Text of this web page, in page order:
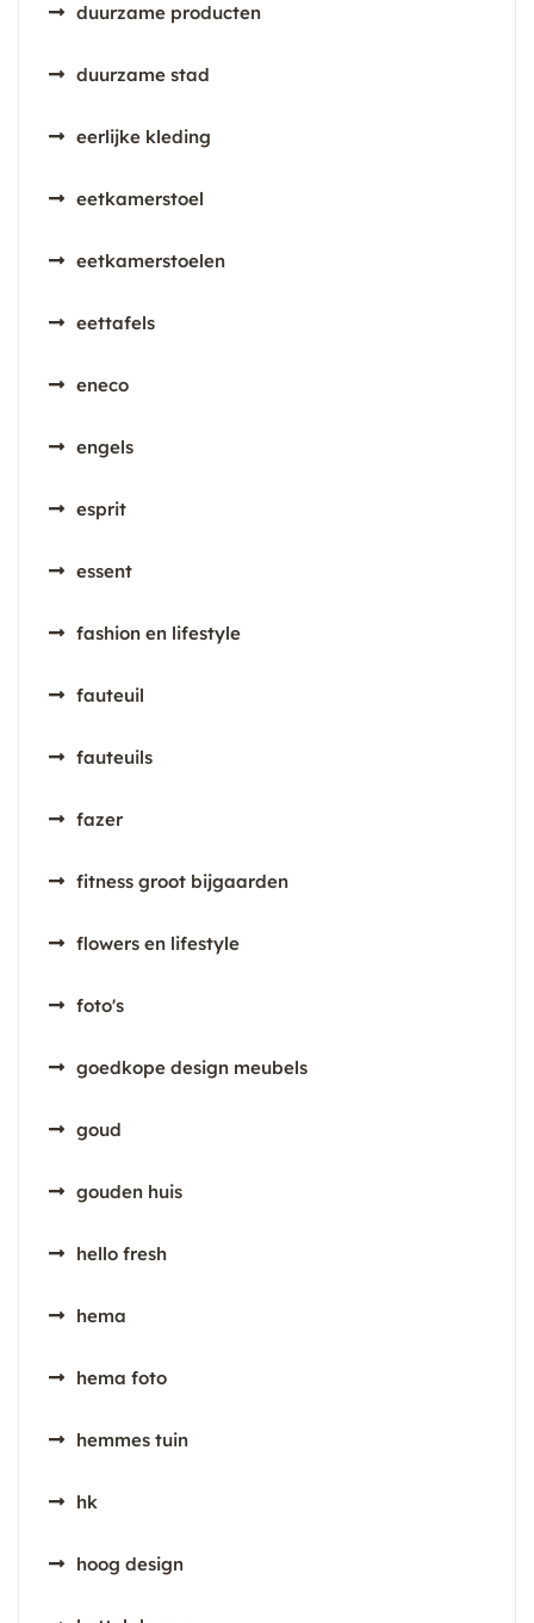
duurzame producten
duurzame stad
eerlijke kleding
eetkamerstoel
eetkamerstoelen
eettafels
eneco
engels
esprit
essent
fashion en lifestyle
fauteuil
fauteuils
fazer
fitness groot bijgaarden
flowers en lifestyle
foto's
goedkope design meubels
goud
gouden huis
hello fresh
hema
hema foto
hemmes tuin
hk
hoog design